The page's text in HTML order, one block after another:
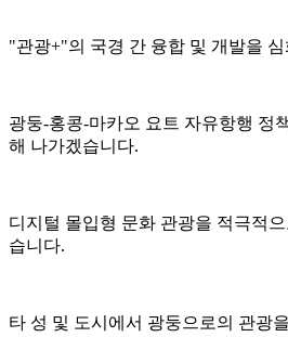
"관광+"의 국경 간 융합 및 개발을
광둥-홍콩-마카오 요트 자유항행 정
해 나가겠습니다.
디지털 몰입형 문화 관광을 적극적
습니다.
타 성 및 도시에서 광둥으로의 관광